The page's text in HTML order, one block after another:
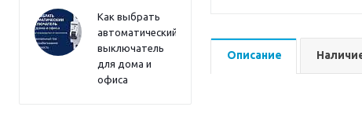
Как выбрать
автоматический
выключатель
для дома и
офиса
Описание